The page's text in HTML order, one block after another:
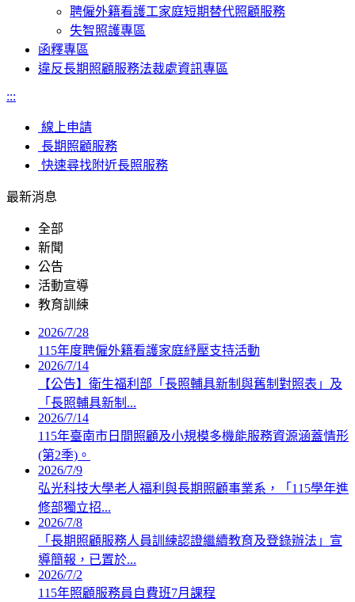
聘僱外籍看護工家庭短期替代照顧服務
失智照護專區
函釋專區
違反長期照顧服務法裁處資訊專區
:::
線上申請
長期照顧服務
快速尋找附近長照服務
最新消息
全部
新聞
公告
活動宣導
教育訓練
2026/7/28
115年度聘僱外籍看護家庭紓壓支持活動
2026/7/14
【公告】衛生福利部「長照輔具新制與舊制對照表」及
「長照輔具新制...
2026/7/14
115年臺南市日間照顧及小規模多機能服務資源涵蓋情形
(第2季)。
2026/7/9
弘光科技大學老人福利與長期照顧事業系，「115學年進
修部獨立招...
2026/7/8
「長期照顧服務人員訓練認證繼續教育及登錄辦法」宣
導簡報，已置於...
2026/7/2
115年照顧服務員自費班7月課程